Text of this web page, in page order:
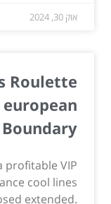
אוק 30, 2024
Roulette
profitable VIP
cool lines
extended.